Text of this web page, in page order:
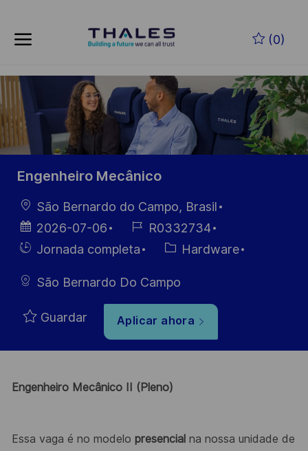
(0)
-
Engenheiro Mecânico
Ubicación
São Bernardo do Campo, Brasil
Fecha de
publicación
2026-07-06
ID de
empleo
R0332734
HiringJornada completa Categoría
Hardware
São Bernardo Do Campo
Guardar Aplicar ahora
Engenheiro Mecânico II (Pleno)
Essa vaga é no modelo presencial na nossa unidade de